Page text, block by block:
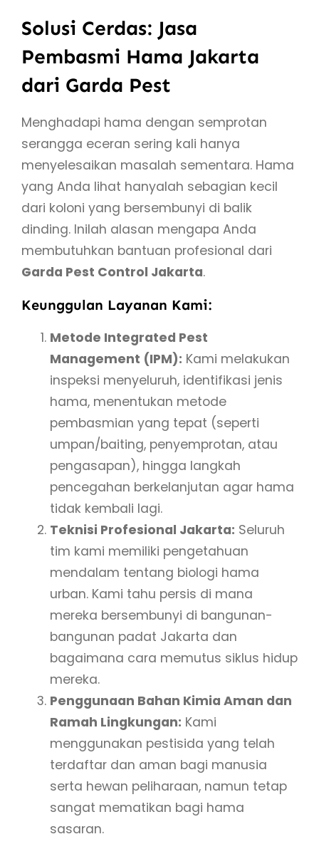
Solusi Cerdas: Jasa
Pembasmi Hama Jakarta
dari Garda Pest
Menghadapi hama dengan semprotan
serangga eceran sering kali hanya
menyelesaikan masalah sementara. Hama
yang Anda lihat hanyalah sebagian kecil
dari koloni yang bersembunyi di balik
dinding. Inilah alasan mengapa Anda
membutuhkan bantuan profesional dari
Garda Pest Control Jakarta.
Keunggulan Layanan Kami:
Metode Integrated Pest
Management (IPM): Kami melakukan
inspeksi menyeluruh, identifikasi jenis
hama, menentukan metode
pembasmian yang tepat (seperti
umpan/baiting, penyemprotan, atau
pengasapan), hingga langkah
pencegahan berkelanjutan agar hama
tidak kembali lagi.
Teknisi Profesional Jakarta: Seluruh
tim kami memiliki pengetahuan
mendalam tentang biologi hama
urban. Kami tahu persis di mana
mereka bersembunyi di bangunan-
bangunan padat Jakarta dan
bagaimana cara memutus siklus hidup
mereka.
Penggunaan Bahan Kimia Aman dan
Ramah Lingkungan: Kami
menggunakan pestisida yang telah
terdaftar dan aman bagi manusia
serta hewan peliharaan, namun tetap
sangat mematikan bagi hama
sasaran.